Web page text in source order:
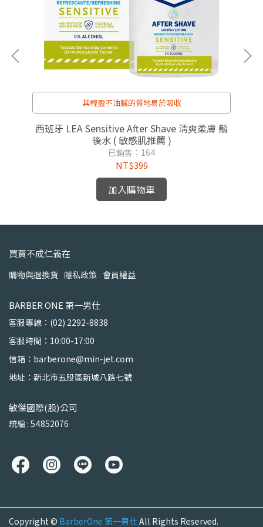
其輕盈不油膩的質地易於吸收
西班牙 LEA Sensitive After Shave 清爽柔膚 鬍
後水 ( 敏感肌推薦 )
已銷售：164
NT$399
加入購物車
買賣不成仁義在
購物與退換貨 隱私政策 會員權益
BARBER ONE 第一男仕
客服專線：(02) 2292-8838
客服時間：10:00-17:00
信箱：barberone@min-jet.com
地址：新北市五股區新城八路七號
敏傑國際(股)公司
統編 : 54852076
Copyright © BarberOne 第一男仕All Rights Reserved.